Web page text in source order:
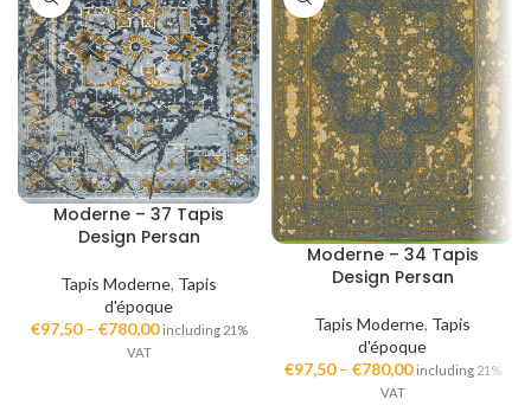
Moderne – 37 Tapis
Design Persan
Tapis Moderne, Tapis
d'époque
€97,50– €780,00 including 21%
VAT
Moderne – 34 Tapis
Design Persan
Tapis Moderne, Tapis
d'époque
€97,50– €780,00 including 21%
VAT